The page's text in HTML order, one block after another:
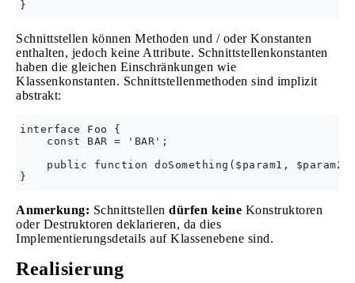
Schnittstellen können Methoden und / oder Konstanten
enthalten, jedoch keine Attribute. Schnittstellenkonstanten
haben die gleichen Einschränkungen wie
Klassenkonstanten. Schnittstellenmethoden sind implizit
abstrakt:
interface Foo {
    const BAR = 'BAR';
public function doSomething($param1,
Anmerkung: Schnittstellen dürfen keine Konstruktoren
oder Destruktoren deklarieren, da dies
Implementierungsdetails auf Klassenebene sind.
Realisierung